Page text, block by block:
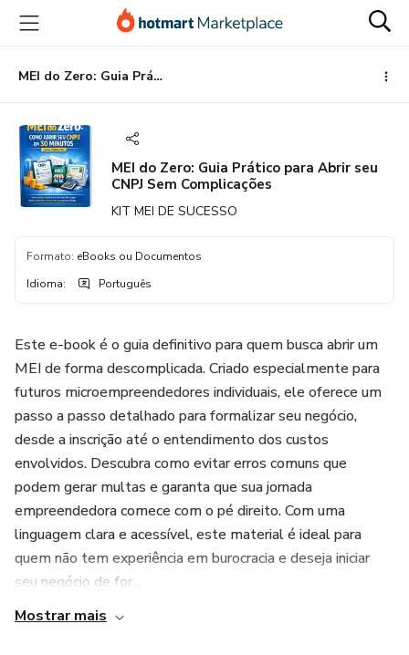
para
conteúdo
principal
para
pagamento
para
rodapé
MEI do Zero: Guia Prático para Abrir seu CNPJ Sem Complicações
MEI do Zero: Guia Prático para Abrir seu
CNPJ Sem Complicações
KIT MEI DE SUCESSO
Formato: eBooks ou Documentos
Idioma: Português
Este e-book é o guia definitivo para quem busca abrir um
MEI de forma descomplicada. Criado especialmente para
futuros microempreendedores individuais, ele oferece um
passo a passo detalhado para formalizar seu negócio,
desde a inscrição até o entendimento dos custos
envolvidos. Descubra como evitar erros comuns que
podem gerar multas e garanta que sua jornada
empreendedora comece com o pé direito. Com uma
linguagem clara e acessível, este material é ideal para
quem não tem experiência em burocracia e deseja iniciar
seu negócio de for...
Mostrar mais